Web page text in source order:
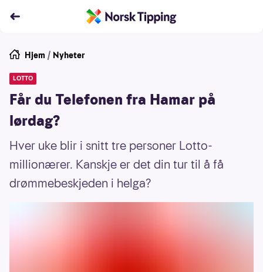
Hjem / Nyheter
LOTTO
Får du Telefonen fra Hamar på
lørdag?
Hver uke blir i snitt tre personer Lotto-
millionærer. Kanskje er det din tur til å få
drømmebeskjeden i helga?